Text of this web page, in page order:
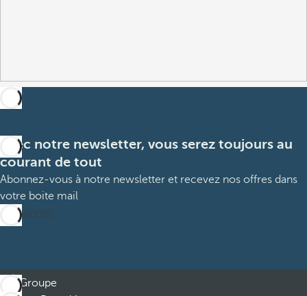
Avec notre newsletter, vous serez toujours au
courant de tout
Abonnez-vous à notre newsletter et recevez nos offres dans
votre boite mail
M’abonner
Groupe